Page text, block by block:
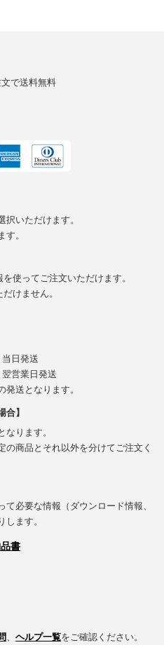
で送料無料
いただけます。
。
使ってご注文いただけます。
けません。
日発送
営業日発送
送となります。
合】
ります。
商品とそれ以外を分けてご注文く
必要な情報（ダウンロード情報、
ます。
書
ヘルプ一覧をご確認ください。